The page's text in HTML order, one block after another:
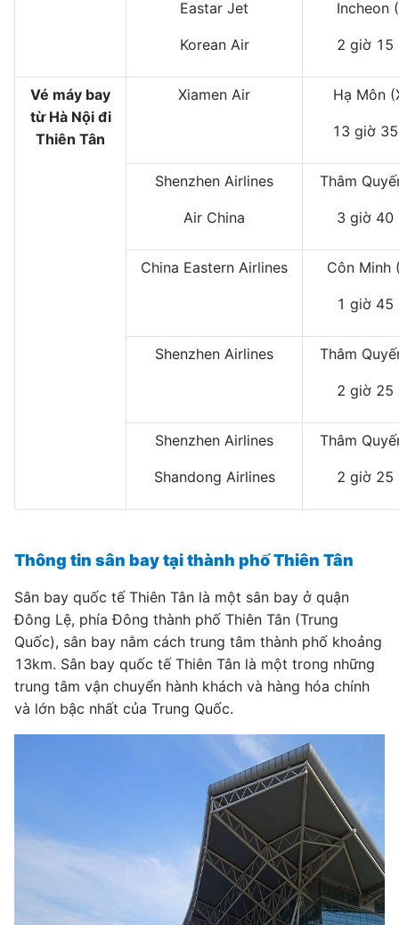
Eastar Jet
Korean Air
Incheon
2 giờ 15
Vé máy bay
từ Hà Nội đi
Thiên Tân
Xiamen Air Hạ Môn
13 giờ
Shenzhen Airlines
Air China
Thâm
3 giờ 40
China Eastern Airlines Côn Minh
1 giờ 45
Shenzhen Airlines Thâm
2 giờ 25
Shenzhen Airlines
Shandong Airlines
Thâm
2 giờ 25
Thông tin sân bay tại thành phố Thiên Tân
Sân bay quốc tế Thiên Tân là một sân bay ở quận
Đông Lệ, phía Đông thành phố Thiên Tân (Trung
Quốc), sân bay nằm cách trung tâm thành phố khoảng
13km. Sân bay quốc tế Thiên Tân là một trong những
trung tâm vận chuyển hành khách và hàng hóa chính
và lớn bậc nhất của Trung Quốc.